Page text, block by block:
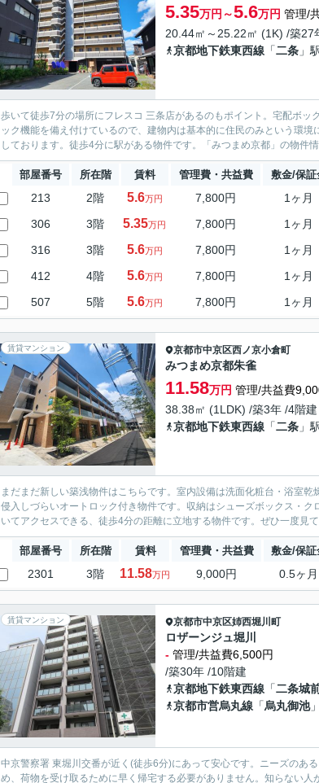
5.35万円～5.6万円 管理/
20.44㎡～25.22㎡ (1K) /築27
京都地下鉄東西線 「二条 」
歩いて徒歩7分の場所にフレスコ 三条店があるのもポイント。宅配ボ
ック機能を備え付けているので、建物内は基本的に住民のみという環
しております。徒歩4分に駅がある物件です。「みつまめ京都」の物件
部屋番号 所在階 賃料 管理費・共益費 敷金/保証
213 2階 5.6万円 7,800円 1ヶ月
306 3階 5.35万円 7,800円 1ヶ月
316 3階 5.6万円 7,800円 1ヶ月
412 4階 5.6万円 7,800円 1ヶ月
507 5階 5.6万円 7,800円 1ヶ月
賃貸マンション 京都市中京区西ノ京小倉町
みつまめ京都朱雀
11.58万円 管理/共益費
38.38㎡ (1LDK) /築3年 /4階建
京都地下鉄東西線 「二条 」
まだまだ新しい築浅物件はこちらです。室内設備は洗面化粧台・浴室
侵入しづらいオートロック付き物件です。収納はシューズボックス・
いてアクセスできる、徒歩4分の距離に立地する物件です。ぜひ一度見
部屋番号 所在階 賃料 管理費・共益費 敷金/保証
2301 3階 11.58万円 9,000円 0.5ヶ月
賃貸マンション 京都市中京区姉西堀川町
ロザーンジュ堀川
- 管理/共益費6,500円
/築30年 /10階建
京都地下鉄東西線 「二条城
京都市営烏丸線 「烏丸御池
中京警察署 東堀川交番が近く(徒歩6分)にあって安心です。ニーズのあ
め、荷物を受け取るために早く帰宅する必要がありません。知らない